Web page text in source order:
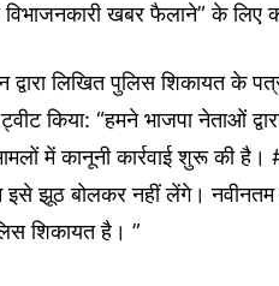
खबर फैलाने” के लिए
द्वारा लिखित पुलिस शिकायत के
किया: “हमने भाजपा नेताओं
में कानूनी कार्रवाई शुरू की
इसे झूठ बोलकर नहीं लेंगे।
शिकायत है। ”